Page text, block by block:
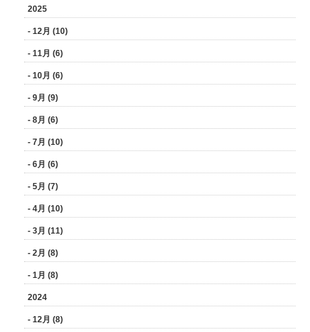
2025
- 12月 (10)
- 11月 (6)
- 10月 (6)
- 9月 (9)
- 8月 (6)
- 7月 (10)
- 6月 (6)
- 5月 (7)
- 4月 (10)
- 3月 (11)
- 2月 (8)
- 1月 (8)
2024
- 12月 (8)